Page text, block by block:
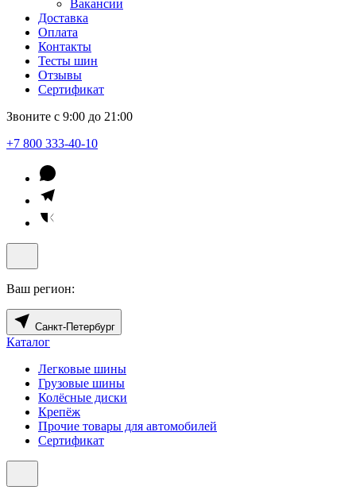
Вакансии
Доставка
Оплата
Контакты
Тесты шин
Отзывы
Сертификат
Звоните с 9:00 до 21:00
+7 800 333-40-10
Ваш регион:
Санкт-Петербург
Каталог
Легковые шины
Грузовые шины
Колёсные диски
Крепёж
Прочие товары для автомобилей
Сертификат